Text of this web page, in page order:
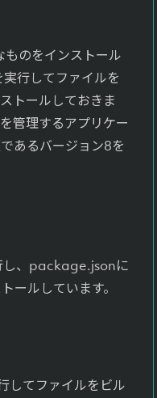
のをインストール
行してファイルを
トールしておきま
管理するアプリケー
あるバージョン8を
し、package.jsonに
ールしています。
してファイルをビル